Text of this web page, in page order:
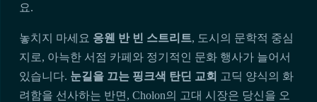
요.
놓치지 마세요 응웬 반 빈 스트리트, 도시의 문학적 중심
지로, 아늑한 서점 카페와 정기적인 문화 행사가 늘어서
있습니다. 눈길을 끄는 핑크색 탄딘 교회 고딕 양식의 화
려함을 선사하는 반면, Cholon의 고대 시장은 당신을 오